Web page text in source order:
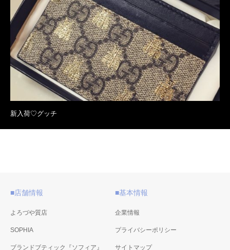
新入荷♡グッチ
■店舗情報
よろづや質店
SOPHIA
ブランドブティック『ソフィア』
■基本情報
企業情報
プライバシーポリシー
サイトマップ